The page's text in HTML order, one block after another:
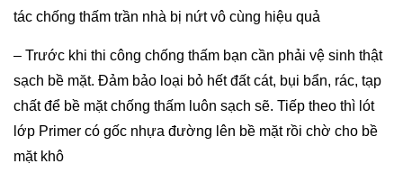
tác chống thấm trần nhà bị nứt vô cùng hiệu quả
– Trước khi thi công chống thấm bạn cần phải vệ sinh thật
sạch bề mặt. Đảm bảo loại bỏ hết đất cát, bụi bẩn, rác, tạp
chất để bề mặt chống thấm luôn sạch sẽ. Tiếp theo thì lót
lớp Primer có gốc nhựa đường lên bề mặt rồi chờ cho bề
mặt khô